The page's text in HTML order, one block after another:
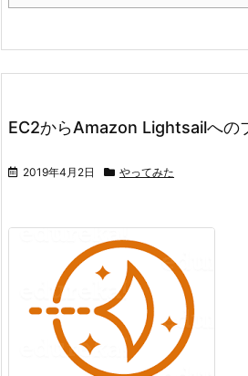
EC2からAmazon Lightsailへの
2019年4月2日 やってみた